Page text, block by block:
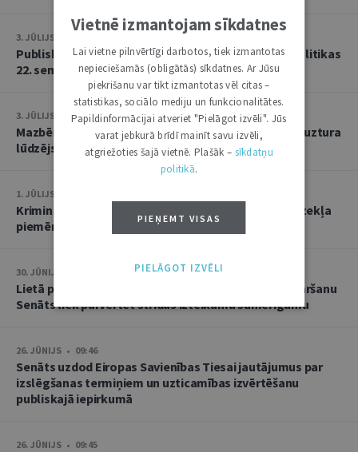
3. JŪLIJS • 18:23
Publisko tiesību institūta konstitucionālās tiesībpolitikas
22. seminārs
3. JŪLIJS • 14:45
Mazbērniem nav pienākuma uzturēt vecvecākus, ja uztura
lūdzējs nav par viņiem rūpējies
1. JŪLIJS • 17:38
Kriminālsoda un medicīniska rakstura piespiedu līdzekļa
piemērošana savstarpēji viens otru neizslēdz
30. JŪNIJS • 14:58
Lietā par namu pārvaldnieces goda un cieņas aizskaršanu
Senāts liek pārvērtēt strīdus izteikumu samērīgumu
26. JŪNIJS • 09:46
Senāts uzdod Eiropas Savienības Tiesai jautājumus par
izslēgšanas termiņiem un uzticamības izvērtēšanu
publiskajā iepirkumā
26. JŪNIJS • 09:45
Vietnē izmantojam sīkdatnes
Lai vietne pilnvērtīgi darbotos, tiek izmantotas
nepieciešamās (obligātās) sīkdatnes. Ar Jūsu
piekrišanu var tikt izmantotas vēl citas –
statistikas, sociālo mediju un funkcionalitātes.
Papildinformācijai atveriet "Pielāgot izvēli". Jūs
varat jebkurā brīdī mainīt savu izvēli,
atgriežoties šajā vietnē. Plašāk – sīkdatņu
politikā.
PIEŅEMT VISAS
PIELĀGOT IZVĒLI